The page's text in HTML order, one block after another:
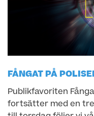
FÅNGAT PÅ
Publikfavoriten
fortsätter med en